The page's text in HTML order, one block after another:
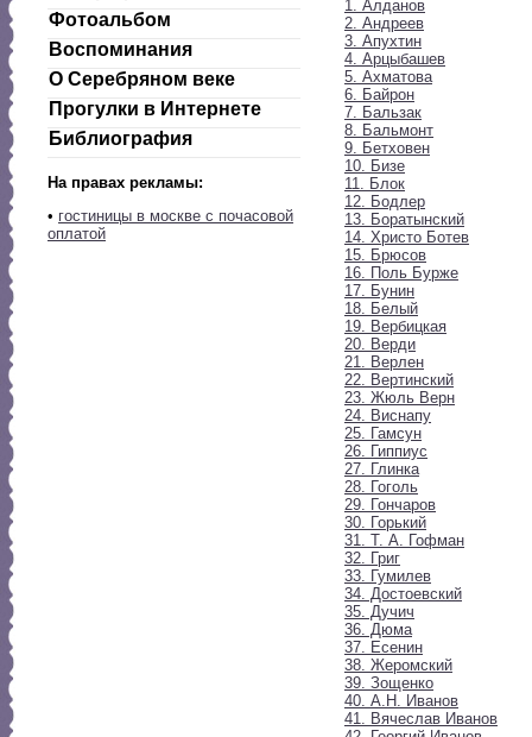
Фотоальбом
Воспоминания
О Серебряном веке
Прогулки в Интернете
Библиография
На правах рекламы:
• гостиницы в москве с почасовой
оплатой
1. Алданов
2. Андреев
3. Апухтин
4. Арцыбашев
5. Ахматова
6. Байрон
7. Бальзак
8. Бальмонт
9. Бетховен
10. Бизе
11. Блок
12. Бодлер
13. Боратынский
14. Христо Ботев
15. Брюсов
16. Поль Бурже
17. Бунин
18. Белый
19. Вербицкая
20. Верди
21. Верлен
22. Вертинский
23. Жюль Верн
24. Виснапу
25. Гамсун
26. Гиппиус
27. Глинка
28. Гоголь
29. Гончаров
30. Горький
31. Т. А. Гофман
32. Григ
33. Гумилев
34. Достоевский
35. Дучич
36. Дюма
37. Есенин
38. Жеромский
39. Зощенко
40. А.Н. Иванов
41. Вячеслав Иванов